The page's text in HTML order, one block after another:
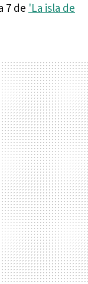
7 de 'La isla de